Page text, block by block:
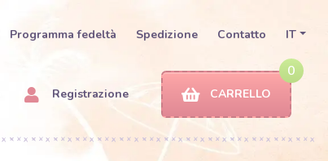
Programma fedeltà Spedizione Contatto IT
Registrazione
0
CARRELLO